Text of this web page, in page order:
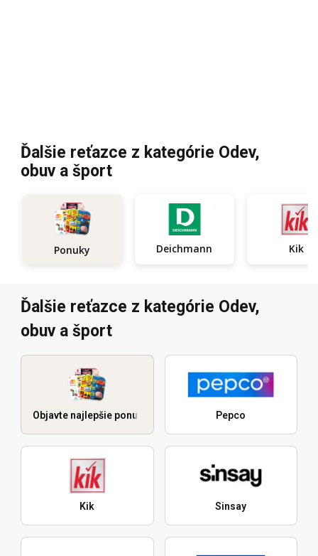
Ďalšie reťazce z kategórie Odev,
obuv a šport
Ponuky Deichmann Kik
Ďalšie reťazce z kategórie Odev,
obuv a šport
Objavte najlepšie ponuky Pepco
Kik Sinsay